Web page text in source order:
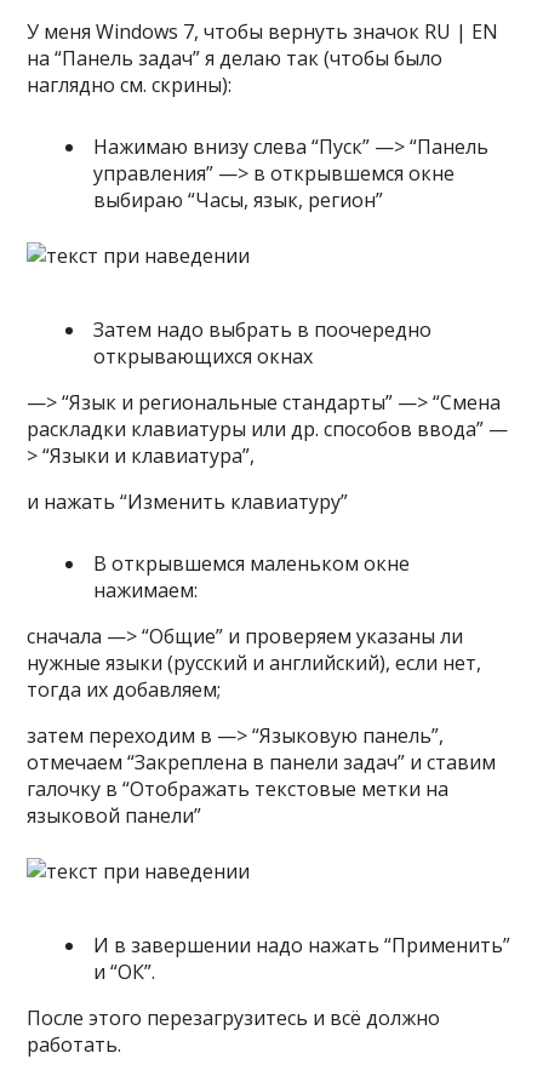
У меня Windows 7, чтобы вернуть значок RU | EN
на “Панель задач” я делаю так (чтобы было
наглядно см. скрины):
Нажимаю внизу слева “Пуск” —> “Панель
управления” —> в открывшемся окне
выбираю “Часы, язык, регион”
Затем надо выбрать в поочередно
открывающихся окнах
—> “Язык и региональные стандарты” —> “Смена
раскладки клавиатуры или др. способов ввода” —
> “Языки и клавиатура”,
и нажать “Изменить клавиатуру”
В открывшемся маленьком окне
нажимаем:
сначала —> “Общие” и проверяем указаны ли
нужные языки (русский и английский), если нет,
тогда их добавляем;
затем переходим в —> “Языковую панель”,
отмечаем “Закреплена в панели задач” и ставим
галочку в “Отображать текстовые метки на
языковой панели”
И в завершении надо нажать “Применить”
и “ОК”.
После этого перезагрузитесь и всё должно
работать.